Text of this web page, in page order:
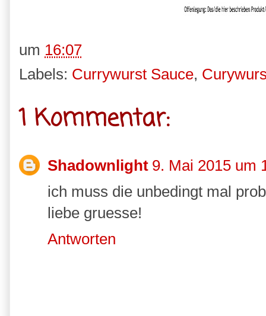
um 16:07
Labels: Currywurst Sauce,
1 Kommentar:
Shadownlight 9. Mai 2015 um
ich muss die unbedingt mal
liebe gruesse!
Antworten